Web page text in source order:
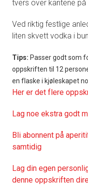
tvers over kantene på
Ved riktig festlige
liten skvett vodka i
Tips: Passer godt som
oppskriften til 12
en flaske i kjøleskapet
Her er det flere
Lag noe ekstra godt
Bli abonnent på
samtidig
Lag din egen
denne oppskriften